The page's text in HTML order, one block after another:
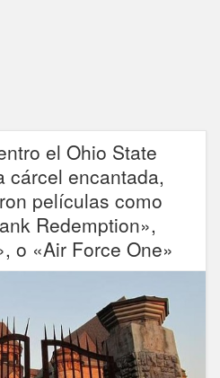
el Ohio State
cárcel encantada,
películas como
Redemption»,
o «Air Force One»